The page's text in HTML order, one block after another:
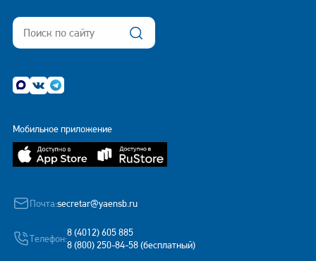
Почта:secretar@yaensb.ru
Телефон:
8 (4012) 605 885
8 (800) 250-84-58 (бесплатный)
Мобильное приложение